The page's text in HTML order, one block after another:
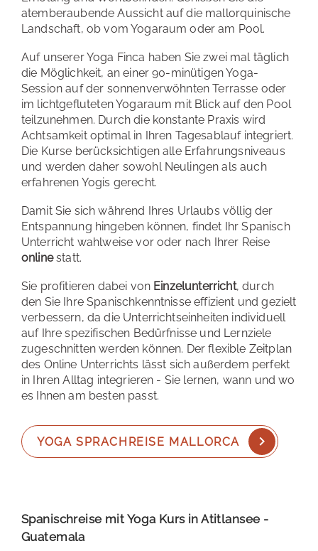
atemberaubende Aussicht auf die mallorquinische
Landschaft, ob vom Yogaraum oder am Pool.
Auf unserer Yoga Finca haben Sie zwei mal täglich
die Möglichkeit, an einer 90-minütigen Yoga-
Session auf der sonnenverwöhnten Terrasse oder
im lichtgefluteten Yogaraum mit Blick auf den Pool
teilzunehmen. Durch die konstante Praxis wird
Achtsamkeit optimal in Ihren Tagesablauf integriert.
Die Kurse berücksichtigen alle Erfahrungsniveaus
und werden daher sowohl Neulingen als auch
erfahrenen Yogis gerecht.
Damit Sie sich während Ihres Urlaubs völlig der
Entspannung hingeben können, findet Ihr Spanisch
Unterricht wahlweise vor oder nach Ihrer Reise
onlinestatt.
Sie profitieren dabei von Einzelunterricht, durch
den Sie Ihre Spanischkenntnisse effizient und gezielt
verbessern, da die Unterrichtseinheiten individuell
auf Ihre spezifischen Bedürfnisse und Lernziele
zugeschnitten werden können. Der flexible Zeitplan
des Online Unterrichts lässt sich außerdem perfekt
in Ihren Alltag integrieren - Sie lernen, wann und wo
es Ihnen am besten passt.
YOGA SPRACHREISE MALLORCA
Spanischreise mit Yoga Kurs in Atitlansee -
Guatemala